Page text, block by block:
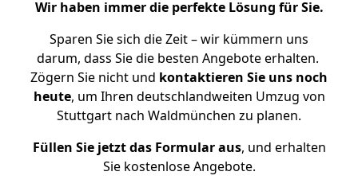
Wir haben immer die perfekte Lösung für Sie.
Sparen Sie sich die Zeit – wir kümmern uns
darum, dass Sie die besten Angebote erhalten.
Zögern Sie nicht und kontaktieren Sie uns noch
heute, um Ihren deutschlandweiten Umzug von
Stuttgart nach Waldmünchen zu planen.
Füllen Sie jetzt das Formular aus, und erhalten
Sie kostenlose Angebote.